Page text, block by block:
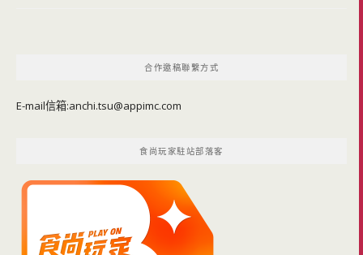
合作邀稿聯繫方式
E-mail信箱:anchi.tsu@appimc.com
食尚玩家駐站部落客